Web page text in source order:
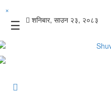
×
☰ शनिबार, साउन २३, २०८३